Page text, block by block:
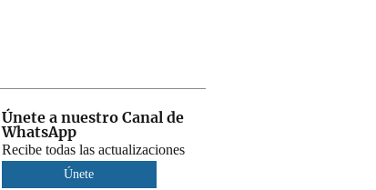
Únete a nuestro Canal de
WhatsApp
Recibe todas las actualizaciones
Únete